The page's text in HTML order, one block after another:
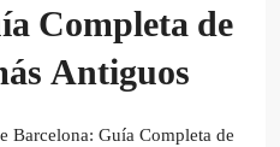
Completa de
Antiguos
Barcelona: Guía Completa de